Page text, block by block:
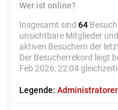
Wer ist online?
Insgesamt sind 64
unsichtbare Mitglieder
aktiven Besuchern der
Der Besucherrekord liegt
Feb 2026, 22:04
Legende: